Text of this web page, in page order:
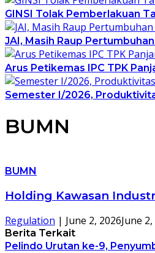
GINSI Tolak Pemberlakuan
JAI, Masih Raup
Arus Petikemas IPC TPK
Semester I/2026,
BUMN
BUMN
Holding Kawasan
Regulation | June 2, 2026June
Berita Terkait
Pelindo Urutan ke-9,